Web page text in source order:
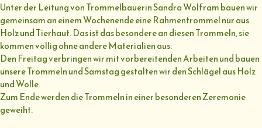
Unter der Leitung von Trommelbauerin Sandra Wolfram bauen wir
gemeinsam an einem Wochenende eine Rahmentrommel nur aus
Holz und Tierhaut. Das ist das besondere an diesen Trommeln, sie
kommen völlig ohne andere Materialien aus.
Den Freitag verbringen wir mit vorbereitenden Arbeiten und bauen
unsere Trommeln und Samstag gestalten wir den Schlägel aus Holz
und Wolle.
Zum Ende werden die Trommeln in einer besonderen Zeremonie
geweiht.